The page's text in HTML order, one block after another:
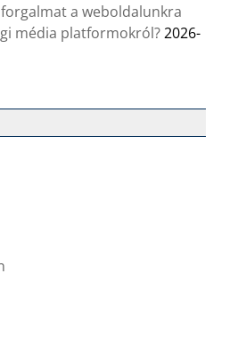
a weboldalunkra
média platformokról?2026-